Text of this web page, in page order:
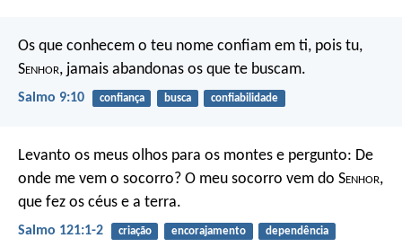
Os que conhecem o teu nome confiam em ti, pois tu,
Senhor, jamais abandonas os que te buscam.
Salmo 9:10 confiança busca confiabilidade
Levanto os meus olhos para os montes e pergunto: De
onde me vem o socorro? O meu socorro vem do Senhor,
que fez os céus e a terra.
Salmo 121:1-2 criação encorajamento dependência